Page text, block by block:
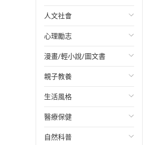
經濟/趨勢
財務/金融
管理/領導
職場工作術
成功法
行銷/廣告
傳記
歐美文學
日本文學
韓國文學
華文文學
經典文學
成長/家庭生活小說
懸疑/推理小說
人文社會
國際關係
政治
社會科學
台灣/中國歷史
日/韓歷史
其他歷史/史學
心理勵志
心靈成長/情緒
人際關係
兩性關係
心理學
漫畫/輕小說/圖文書
輕小說
奇幻/科幻
愛情故事
職場/社會寫實
親子教養
教育現場
兒童文學/故事
兒童科普/學習
生活風格
飲食/食譜
健身/美顏
醫療保健
健康/養生
自然科普